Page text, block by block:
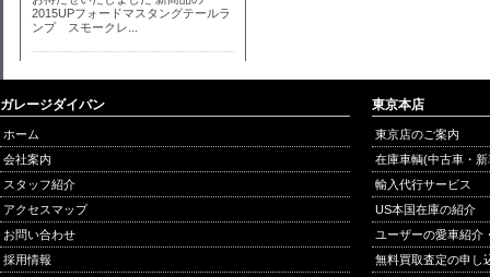
ガレージダイバン
ホーム
会社案内
スタッフ紹介
アクセスマップ
お問い合わせ
採用情報
東京本店
東京店のご案内
在庫車輌(中古車・
輸入代行サービス
US本国在庫の紹介
ユーザーの愛車紹介
無料買取査定の申し